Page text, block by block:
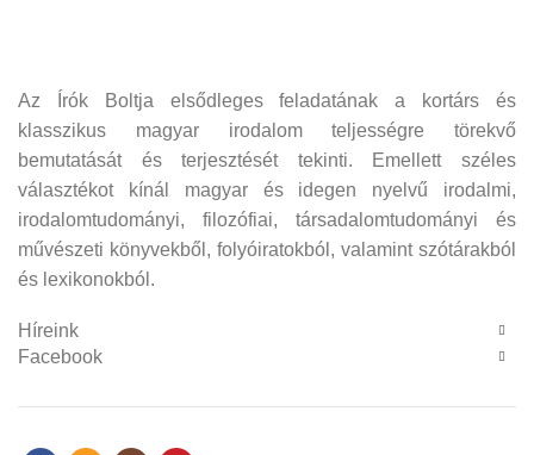
Az Írók Boltja elsődleges feladatának a kortárs és
klasszikus magyar irodalom teljességre törekvő
bemutatását és terjesztését tekinti. Emellett széles
választékot kínál magyar és idegen nyelvű irodalmi,
irodalomtudományi, filozófiai, társadalomtudományi és
művészeti könyvekből, folyóiratokból, valamint szótárakból
és lexikonokból.
Híreink
Facebook